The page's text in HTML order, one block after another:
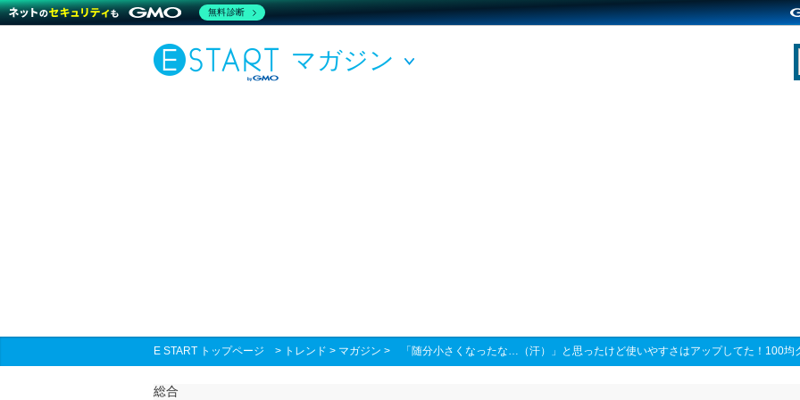
マガジン
E START トップページ > トレンド > マガジン > 「随分小さくなったな…（汗）」と思ったけど使いやすさはアップしてた！100均
総合
無料診断